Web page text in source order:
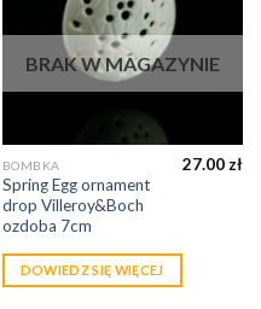
BRAK W MAGAZYNIE
BOMBKA
Spring Egg ornament
drop Villeroy&Boch
ozdoba 7cm
27.00 zł
DOWIEDZ SIĘ WIĘCEJ